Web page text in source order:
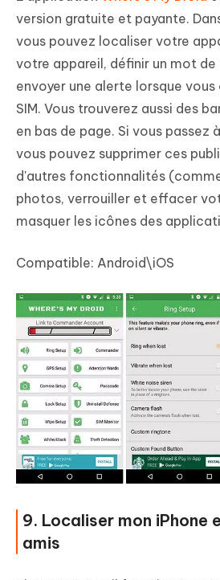
version gratuite et payante.
vous pouvez localiser votre
votre appareil, définir un mot de
envoyer une alerte lorsque
SIM. Vous trouverez aussi des
en bas de page. Si vous passez
vous pouvez supprimer ces
d'autres fonctionnalités
photos, verrouiller et effacer
masquer les icônes des
Compatible: Android\iOS
9. Localiser mon iPhone
amis